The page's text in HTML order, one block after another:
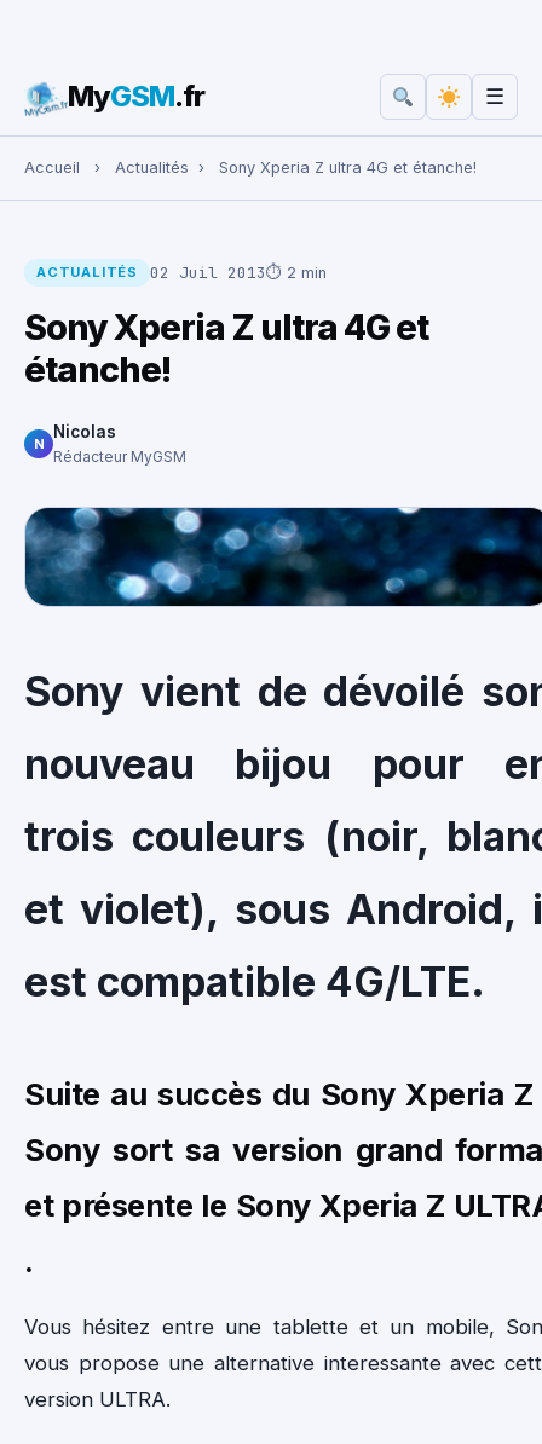
Rechercher :
MyGSM.fr ☰
Accueil › Actualités › Sony Xperia Z ultra 4G et étanche!
ACTUALITÉS 02 Juil 2013⏱ 2 min
Sony Xperia Z ultra 4G et
étanche!
N
Nicolas
Rédacteur MyGSM
Sony vient de dévoilé
nouveau bijou pour
trois couleurs (noir,
et violet), sous Android,
est compatible 4G/LTE.
Suite au succès du Sony Xperia
Sony sort sa version grand
et présente le Sony Xperia Z
.
Vous hésitez entre une tablette et un mobile,
vous propose une alternative interessante avec
version ULTRA.